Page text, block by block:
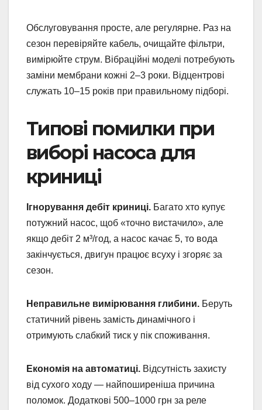
Обслуговування просте, але регулярне. Раз на
сезон перевіряйте кабель, очищайте фільтри,
вимірюйте струм. Вібраційні моделі потребують
заміни мембрани кожні 2–3 роки. Відцентрові
служать 10–15 років при правильному підборі.
Типові помилки при
виборі насоса для
криниці
Ігнорування дебіт криниці. Багато хто купує
потужний насос, щоб «точно вистачило», але
якщо дебіт 2 м³/год, а насос качає 5, то вода
закінчується, двигун працює всуху і згоряє за
сезон.
Неправильне вимірювання глибини. Беруть
статичний рівень замість динамічного і
отримують слабкий тиск у пік споживання.
Економія на автоматиці. Відсутність захисту
від сухого ходу — найпоширеніша причина
поломок. Додаткові 500–1000 грн за реле